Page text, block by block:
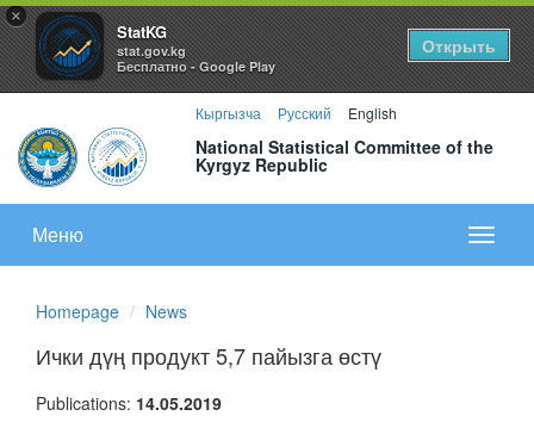
×
StatKG
stat.gov.kg
Бесплатно - Google Play
Открыть
Кыргызча Русский English
National Statistical Committee of the
Kyrgyz Republic
меню
Меню
Homepage News
Ички дүң продукт 5,7 пайызга өстү
Publications: 14.05.2019